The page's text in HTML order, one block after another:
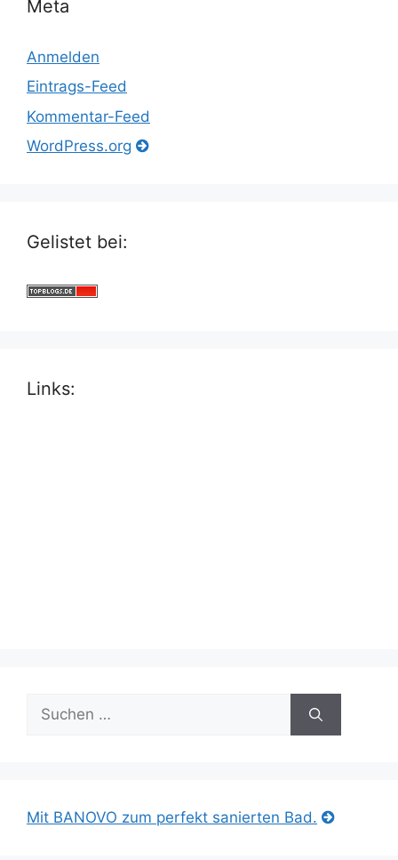
Meta
Anmelden
Eintrags-Feed
Kommentar-Feed
WordPress.org
Gelistet bei:
Links:
Suche
nach:
Mit BANOVO zum perfekt sanierten Bad.